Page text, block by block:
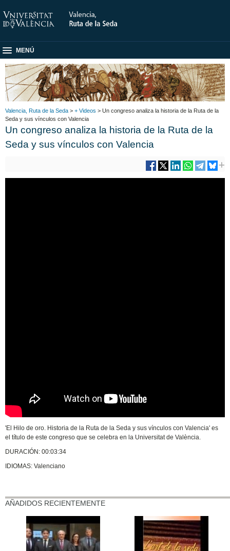
MENÚ
Valencia, Ruta de la Seda > + Videos > Un congreso analiza la historia de la Ruta de la
Seda y sus vínculos con Valencia
Un congreso analiza la historia de la Ruta de la
Seda y sus vínculos con Valencia
'El Hilo de oro. Historia de la Ruta de la Seda y sus vínculos con Valencia' es
el título de este congreso que se celebra en la Universitat de València.
DURACIÓN: 00:03:34
IDIOMAS: Valenciano
AÑADIDOS RECIENTEMENTE